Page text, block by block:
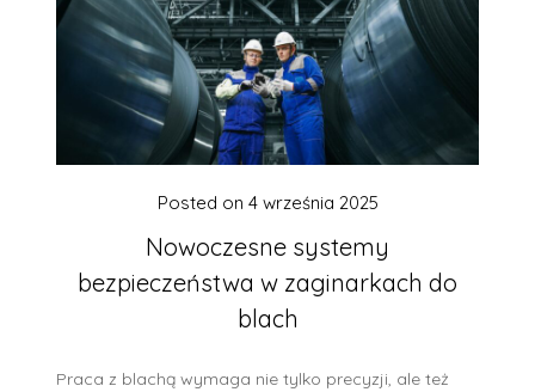
Nowoczesne systemy
bezpieczeństwa w zaginarkach do
blach
Posted on 4 września 2025
Praca z blachą wymaga nie tylko precyzji, ale też